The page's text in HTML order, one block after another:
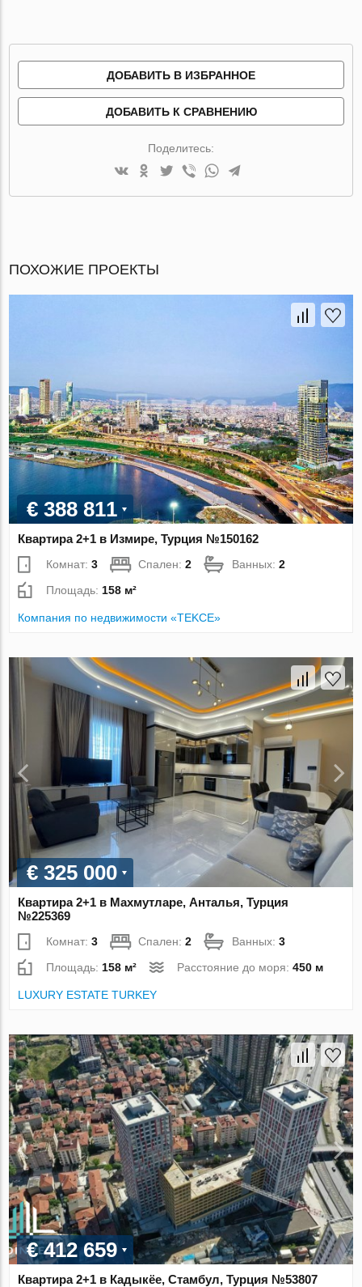
ДОБАВИТЬ В ИЗБРАННОЕ
ДОБАВИТЬ К СРАВНЕНИЮ
Поделитесь:
ПОХОЖИЕ ПРОЕКТЫ
€ 388 811
Квартира 2+1 в Измире, Турция №150162
Комнат:3 Спален:2 Ванных:2
Площадь:158 м²
Компания по недвижимости «TEKCE»
€ 325 000
Квартира 2+1 в Махмутларе, Анталья, Турция
№225369
Комнат:3 Спален:2 Ванных:3
Площадь: 158 м² Расстояние до моря:450 м
LUXURY ESTATE TURKEY
€ 412 659
Квартира 2+1 в Кадыкёе, Стамбул, Турция №53807